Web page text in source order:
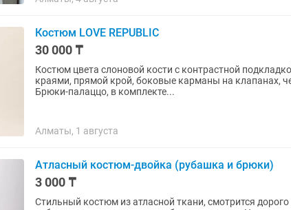
Костюм LOVE REPUBLIC
30 000 ₸
Костюм цвета слоновой кости с контрастной
краями, прямой крой, боковые карманы на клапанах,
Брюки-палаццо, в комплекте...
Алматы, 1 августа
Атласный костюм-двойка (рубашка и брюки)
3 000 ₸
Стильный костюм из атласной ткани, смотрится